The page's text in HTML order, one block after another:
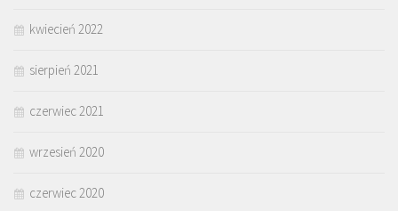
kwiecień 2022
sierpień 2021
czerwiec 2021
wrzesień 2020
czerwiec 2020